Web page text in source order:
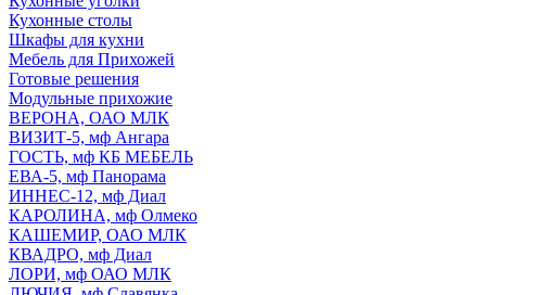
Кухонные столы
Шкафы для кухни
Мебель для Прихожей
Готовые решения
Модульные прихожие
ВЕРОНА, ОАО МЛК
ВИЗИТ-5, мф Ангара
ГОСТЬ, мф КБ МЕБЕЛЬ
ЕВА-5, мф Панорама
ИННЕС-12, мф Диал
КАРОЛИНА, мф Олмеко
КАШЕМИР, ОАО МЛК
КВАДРО, мф Диал
ЛОРИ, мф ОАО МЛК